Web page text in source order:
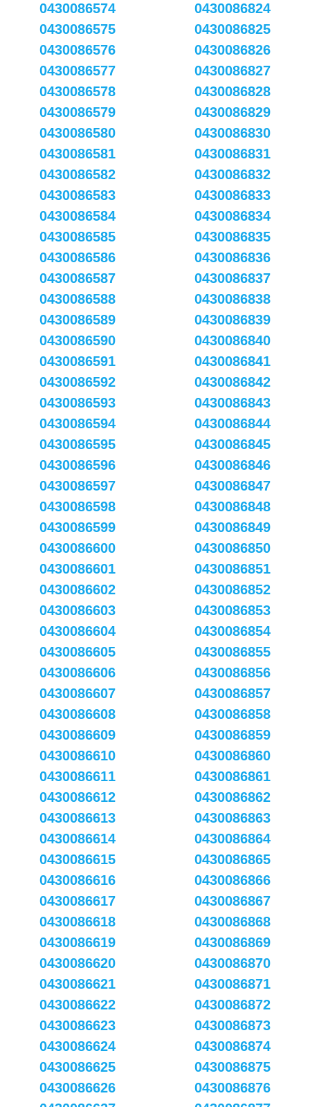
0430086574
0430086575
0430086576
0430086577
0430086578
0430086579
0430086580
0430086581
0430086582
0430086583
0430086584
0430086585
0430086586
0430086587
0430086588
0430086589
0430086590
0430086591
0430086592
0430086593
0430086594
0430086595
0430086596
0430086597
0430086598
0430086599
0430086600
0430086601
0430086602
0430086603
0430086604
0430086605
0430086606
0430086607
0430086608
0430086609
0430086610
0430086611
0430086612
0430086613
0430086614
0430086615
0430086616
0430086617
0430086618
0430086619
0430086620
0430086621
0430086622
0430086623
0430086624
0430086625
0430086626
0430086824
0430086825
0430086826
0430086827
0430086828
0430086829
0430086830
0430086831
0430086832
0430086833
0430086834
0430086835
0430086836
0430086837
0430086838
0430086839
0430086840
0430086841
0430086842
0430086843
0430086844
0430086845
0430086846
0430086847
0430086848
0430086849
0430086850
0430086851
0430086852
0430086853
0430086854
0430086855
0430086856
0430086857
0430086858
0430086859
0430086860
0430086861
0430086862
0430086863
0430086864
0430086865
0430086866
0430086867
0430086868
0430086869
0430086870
0430086871
0430086872
0430086873
0430086874
0430086875
0430086876